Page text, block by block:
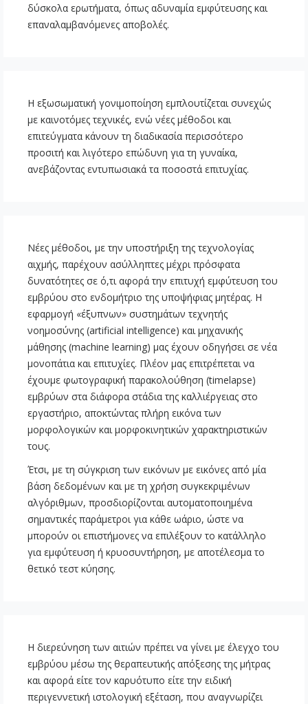
δύσκολα ερωτήματα, όπως αδυναμία εμφύτευσης και
επαναλαμβανόμενες αποβολές.
Η εξωσωματική γονιμοποίηση εμπλουτίζεται συνεχώς
με καινοτόμες τεχνικές, ενώ νέες μέθοδοι και
επιτεύγματα κάνουν τη διαδικασία περισσότερο
προσιτή και λιγότερο επώδυνη για τη γυναίκα,
ανεβάζοντας εντυπωσιακά τα ποσοστά επιτυχίας.
Νέες μέθοδοι, με την υποστήριξη της τεχνολογίας
αιχμής, παρέχουν ασύλληπτες μέχρι πρόσφατα
δυνατότητες σε ό,τι αφορά την επιτυχή εμφύτευση του
εμβρύου στο ενδομήτριο της υποψήφιας μητέρας. Η
εφαρμογή «έξυπνων» συστημάτων τεχνητής
νοημοσύνης (artificial intelligence) και μηχανικής
μάθησης (machine learning) μας έχουν οδηγήσει σε νέα
μονοπάτια και επιτυχίες. Πλέον μας επιτρέπεται να
έχουμε φωτογραφική παρακολούθηση (timelapse)
εμβρύων στα διάφορα στάδια της καλλιέργειας στο
εργαστήριο, αποκτώντας πλήρη εικόνα των
μορφολογικών και μορφοκινητικών χαρακτηριστικών
τους.
Έτσι, με τη σύγκριση των εικόνων με εικόνες από μία
βάση δεδομένων και με τη χρήση συγκεκριμένων
αλγόριθμων, προσδιορίζονται αυτοματοποιημένα
σημαντικές παράμετροι για κάθε ωάριο, ώστε να
μπορούν οι επιστήμονες να επιλέξουν το κατάλληλο
για εμφύτευση ή κρυοσυντήρηση, με αποτέλεσμα το
θετικό τεστ κύησης.
Η διερεύνηση των αιτιών πρέπει να γίνει με έλεγχο του
εμβρύου μέσω της θεραπευτικής απόξεσης της μήτρας
και αφορά είτε τον καρυότυπο είτε την ειδική
περιγεννετική ιστολογική εξέταση, που αναγνωρίζει